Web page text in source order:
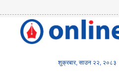
शुक्रबार, साउन २२, २०८३
होम